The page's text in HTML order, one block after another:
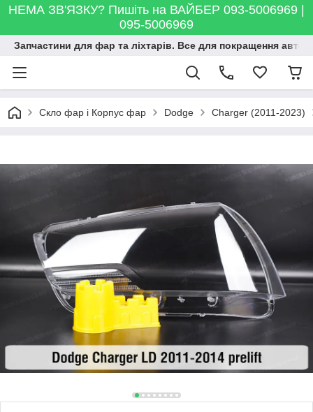
НЕМА ЗВ'ЯЗКУ? Пишіть на ВАЙБЕР 093-5006969 |
095-5006969
Запчастини для фар та ліхтарів. Все для покращення
Скло фар і Корпус фар Dodge Charger (2011-2023)